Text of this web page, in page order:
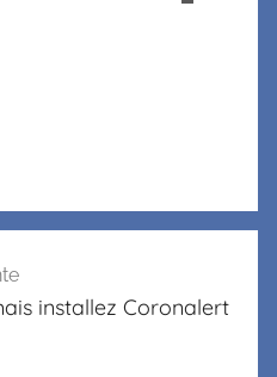
installez Coronalert